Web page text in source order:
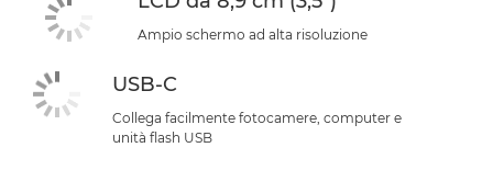
Ampio schermo ad alta risoluzione
USB-C
Collega facilmente fotocamere, computer e
unità flash USB